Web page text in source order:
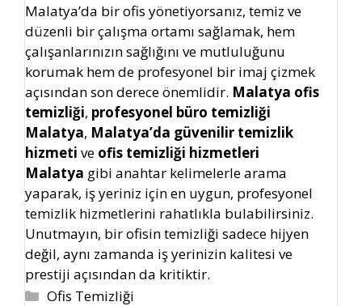
Malatya’da bir ofis yönetiyorsanız, temiz ve
düzenli bir çalışma ortamı sağlamak, hem
çalışanlarınızın sağlığını ve mutluluğunu
korumak hem de profesyonel bir imaj çizmek
açısından son derece önemlidir. Malatya ofis
temizliği, profesyonel büro temizliği
Malatya, Malatya’da güvenilir temizlik
hizmeti ve ofis temizliği hizmetleri
Malatya gibi anahtar kelimelerle arama
yaparak, iş yeriniz için en uygun, profesyonel
temizlik hizmetlerini rahatlıkla bulabilirsiniz.
Unutmayın, bir ofisin temizliği sadece hijyen
değil, aynı zamanda iş yerinizin kalitesi ve
prestiji açısından da kritiktir.
Kategoriler
Ofis Temizliği